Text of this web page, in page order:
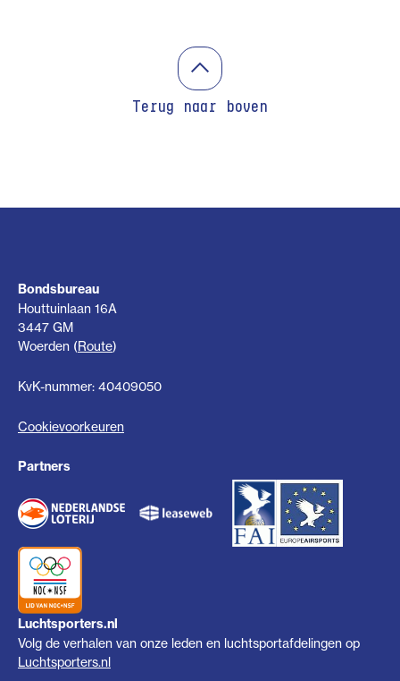
Terug naar boven
Bondsbureau
Houttuinlaan 16A
3447 GM
Woerden (Route)
KvK-nummer: 40409050
Cookievoorkeuren
Partners
Luchtsporters.nl
Volg de verhalen van onze leden en luchtsportafdelingen op
Luchtsporters.nl